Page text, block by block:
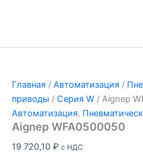
Главная / Автоматизация /
приводы / Серия W / Aignep
Автоматизация,
Aignep WFA0500050
19 720,10 ₽ с НДС